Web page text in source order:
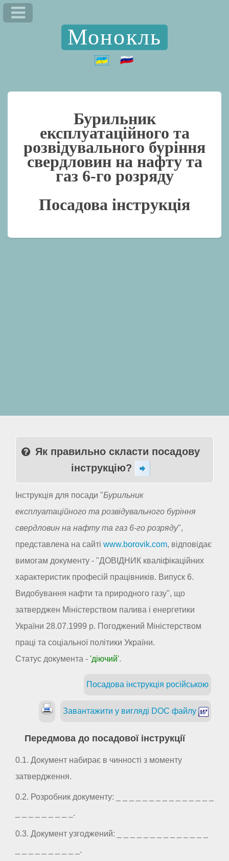
Монокль
Бурильник
експлуатаційного та
розвідувального буріння
свердловин на нафту та
газ 6-го розряду
Посадова інструкція
Як правильно скласти посадову
інструкцію?
Інструкція для посади "Бурильник
експлуатаційного та розвідувального буріння
свердловин на нафту та газ 6-го розряду",
представлена на сайті www.borovik.com, відповідає
вимогам документу - "ДОВІДНИК кваліфікаційних
характеристик професій працівників. Випуск 6.
Видобування нафти та природного газу", що
затверджен Міністерством палива і енергетики
України 28.07.1999 р. Погоджений Міністерством
праці та соціальної політики України.
Статус документа - 'діючий'.
Посадова інструкція російською
Завантажити у вигляді DOC файлу
Передмова до посадової інструкції
0.1. Документ набирає в чинності з моменту
затвердження.
0.2. Розробник документу: _ _ _ _ _ _ _ _ _ _ _ _ _ _ _
_ _ _ _ _ _ _ _ _.
0.3. Документ узгоджений: _ _ _ _ _ _ _ _ _ _ _ _ _ _
_ _ _ _ _ _ _ _ _ _.